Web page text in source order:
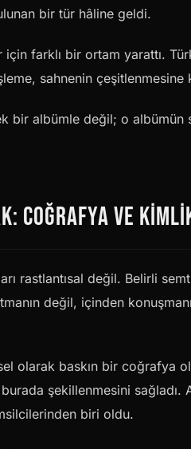
bir tür hâline geldi.
farklı bir ortam yarattı.
sahnenin çeşitlenmesine
bir albümle değil; o albümün
COĞRAFYA VE
rastlantısal değil. Belirli
değil, içinden
olarak baskın bir coğrafya
şekillenmesini sağladı.
biri oldu.